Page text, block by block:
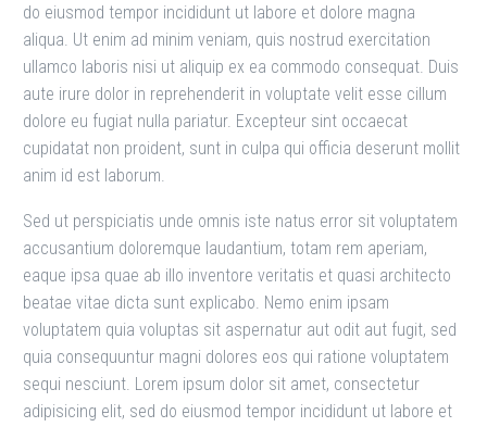
do eiusmod tempor incididunt ut labore et dolore magna
aliqua. Ut enim ad minim veniam, quis nostrud exercitation
ullamco laboris nisi ut aliquip ex ea commodo consequat. Duis
aute irure dolor in reprehenderit in voluptate velit esse cillum
dolore eu fugiat nulla pariatur. Excepteur sint occaecat
cupidatat non proident, sunt in culpa qui officia deserunt mollit
anim id est laborum.
Sed ut perspiciatis unde omnis iste natus error sit voluptatem
accusantium doloremque laudantium, totam rem aperiam,
eaque ipsa quae ab illo inventore veritatis et quasi architecto
beatae vitae dicta sunt explicabo. Nemo enim ipsam
voluptatem quia voluptas sit aspernatur aut odit aut fugit, sed
quia consequuntur magni dolores eos qui ratione voluptatem
sequi nesciunt. Lorem ipsum dolor sit amet, consectetur
adipisicing elit, sed do eiusmod tempor incididunt ut labore et